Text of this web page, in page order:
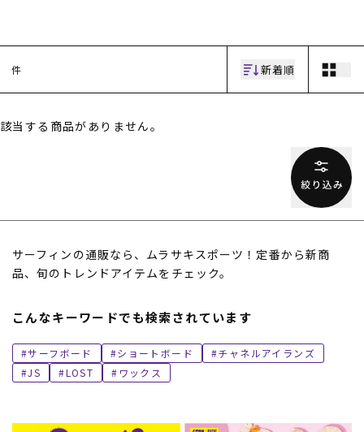
ブランド一覧
ー
お問い合わせ
ニュース
件 新着順
該当する商品がありません。
サーフィンの通販なら、ムラサキスポーツ！定番から新商
品、旬のトレンドアイテムをチェック。
こんなキーワードでも検索されています
サーフボード ショートボード
チャネルアイランズ
JS
LOST ワックス